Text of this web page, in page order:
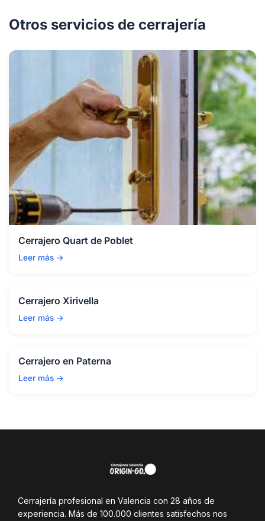
Otros servicios de cerrajería
Cerrajero Quart de Poblet
Leer más →
Cerrajero Xirivella
Leer más →
Cerrajero en Paterna
Leer más →
Cerrajería profesional en Valencia con 28 años de
experiencia. Más de 100.000 clientes satisfechos nos